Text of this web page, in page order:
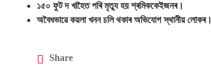
১৫০ ফুট দ খাহৈত পৰি মৃত্যু হয় শ্ৰমিককেইজনৰ।
অবৈধভাৱে কয়লা খনন চলি থকাৰ অভিযোগ স্থানীয় লোকৰ।
Share